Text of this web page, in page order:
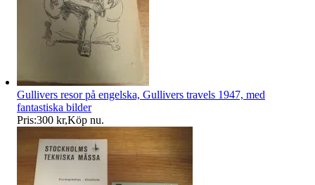
Gullivers resor på engelska, Gullivers travels 1947, med
fantastiska bilder
Pris:300 kr,Köp nu.